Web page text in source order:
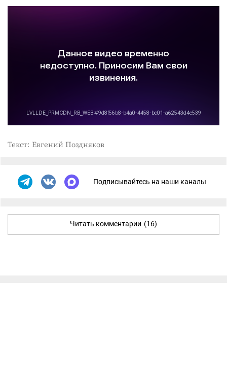
Текст: Евгений Поздняков
Подписывайтесь на наши каналы
Читать комментарии (16)